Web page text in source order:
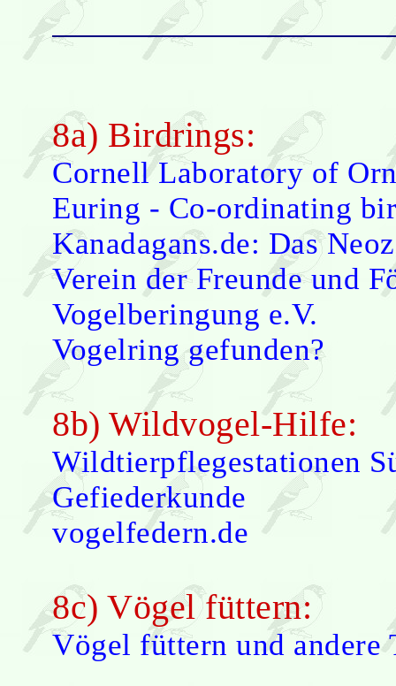
8a) Birdrings:
Cornell Laboratory of
Euring - Co-ordinating
Kanadagans.de: Das
Verein der Freunde und
Vogelberingung e.V.
Vogelring gefunden?
8b) Wildvogel-Hilfe:
Wildtierpflegestationen
Gefiederkunde
vogelfedern.de
8c) Vögel füttern:
Vögel füttern und andere